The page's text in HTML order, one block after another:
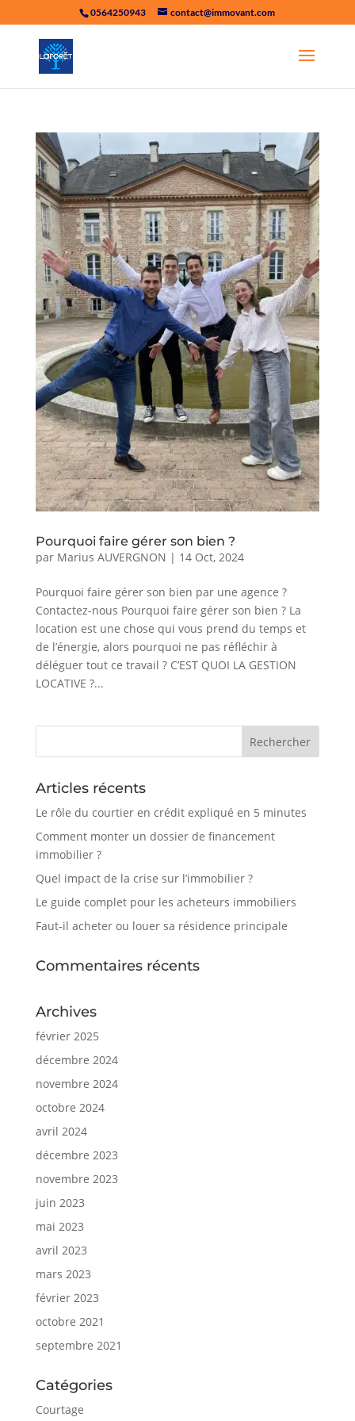
0564250943 contact@immovant.com
Pourquoi faire gérer son bien ?
par Marius AUVERGNON | 14 Oct, 2024
Pourquoi faire gérer son bien par une agence ?
Contactez-nous Pourquoi faire gérer son bien ? La
location est une chose qui vous prend du temps et
de l’énergie, alors pourquoi ne pas réfléchir à
déléguer tout ce travail ? C’EST QUOI LA GESTION
LOCATIVE ?...
Articles récents
Le rôle du courtier en crédit expliqué en 5 minutes
Comment monter un dossier de financement
immobilier ?
Quel impact de la crise sur l’immobilier ?
Le guide complet pour les acheteurs immobiliers
Faut-il acheter ou louer sa résidence principale
Commentaires récents
Archives
février 2025
décembre 2024
novembre 2024
octobre 2024
avril 2024
décembre 2023
novembre 2023
juin 2023
mai 2023
avril 2023
mars 2023
février 2023
octobre 2021
septembre 2021
Catégories
Courtage